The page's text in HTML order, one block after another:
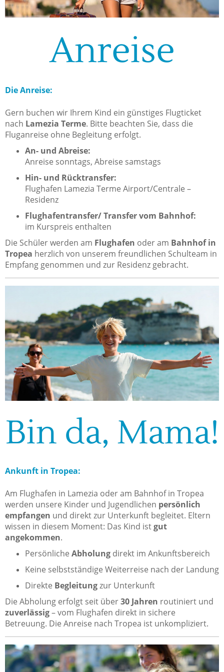
Anreise
Die Anreise:
Gern buchen wir Ihrem Kind ein günstiges Flugticket
nach Lamezia Terme. Bitte beachten Sie, dass die
Fluganreise ohne Begleitung erfolgt.
An- und Abreise:
Anreise sonntags, Abreise samstags
Hin- und Rücktransfer:
Flughafen Lamezia Terme Airport/Centrale –
Residenz
Flughafentransfer/ Transfer vom Bahnhof:
im Kurspreis enthalten
Die Schüler werden am Flughafen oder am Bahnhof in
Tropea herzlich von unserem freundlichen Schulteam in
Empfang genommen und zur Residenz gebracht.
Bin da, Mama!
Ankunft in Tropea:
Am Flughafen in Lamezia oder am Bahnhof in Tropea
werden unsere Kinder und Jugendlichen persönlich
empfangen und direkt zur Unterkunft begleitet. Eltern
wissen in diesem Moment: Das Kind istgut
angekommen.
Persönliche Abholung direkt im Ankunftsbereich
Keine selbstständige Weiterreise nach der Landung
Direkte Begleitungzur Unterkunft
Die Abholung erfolgt seit über30 Jahren routiniert und
zuverlässig– vom Flughafen direkt in sichere
Betreuung. Die Anreise nach Tropea ist unkompliziert.